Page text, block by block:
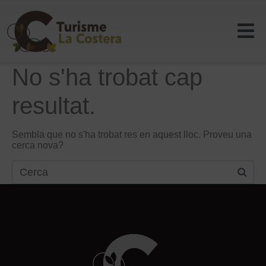
No s'ha trobat cap
resultat.
Sembla que no s'ha trobat res en aquest lloc. Proveu una
cerca nova?
Search